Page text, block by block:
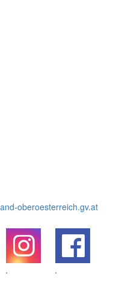
oberoesterreich.gv.at
.
.